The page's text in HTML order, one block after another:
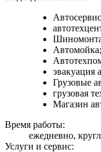
Автомойка;
эвакуация
Грузовые
грузовая
Магазин
Время работы:
ежедневно,
Услуги и сервис: